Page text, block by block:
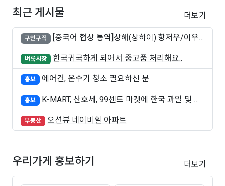
최근 게시물 더보기
구인구직
[중국어 협상 통역]상해(상하이)·항저우/이우·
쑤..
벼룩시장 한국귀국하게 되어서 중고품 처리해요..
홍보 에어컨, 온수기 청소 필요하신 분
홍보
K-MART, 산호세, 99센트 마켓에 한국 과일 및 빵
..
부동산 오션뷰 네이비힐 아파트
우리가게 홍보하기 더보기